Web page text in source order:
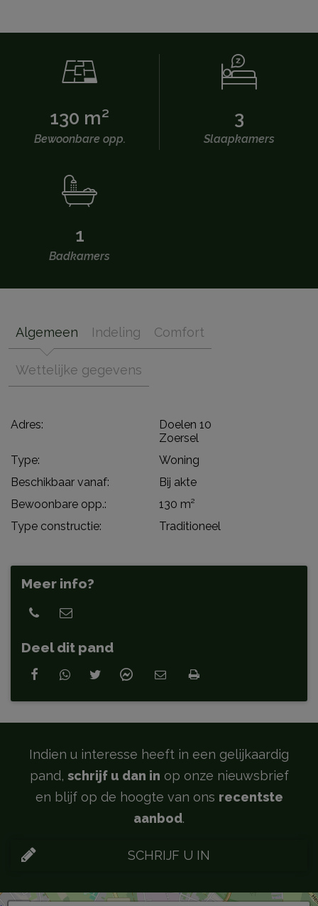
130 m²
Bewoonbare opp.
3
Slaapkamers
1
Badkamers
Algemeen Indeling Comfort
Wettelijke gegevens
Adres:
Doelen 10
Zoersel
Type:
Woning
Beschikbaar vanaf:
Bij akte
Bewoonbare opp.:
130 m²
Type constructie:
Traditioneel
Meer info?
Deel dit pand
Indien u interesse heeft in een gelijkaardig
pand, schrijf u dan in op onze nieuwsbrief
en blijf op de hoogte van ons recentste
aanbod.
SCHRIJF U IN